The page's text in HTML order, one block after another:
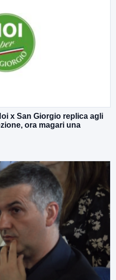
x San Giorgio replica agli
ora magari una